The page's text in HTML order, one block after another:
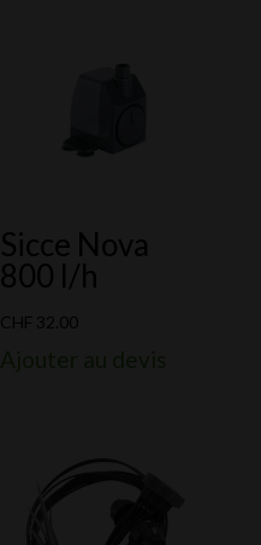
Sicce Nova
800 l/h
CHF 32.00